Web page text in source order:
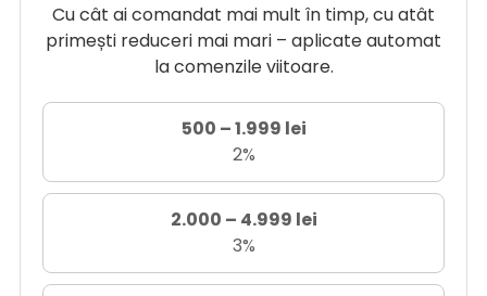
Cu cât ai comandat mai mult în timp, cu atât
primești reduceri mai mari – aplicate automat
la comenzile viitoare.
500 – 1.999 lei
2%
2.000 – 4.999 lei
3%